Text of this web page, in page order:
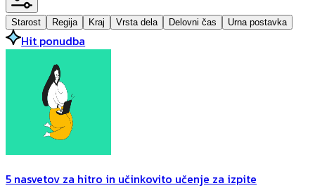
Starost Regija Kraj Vrsta dela Delovni čas Urna postavka
Hit ponudba
5 nasvetov za hitro in učinkovito učenje za izpite